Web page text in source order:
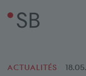
ACTUALITÉS